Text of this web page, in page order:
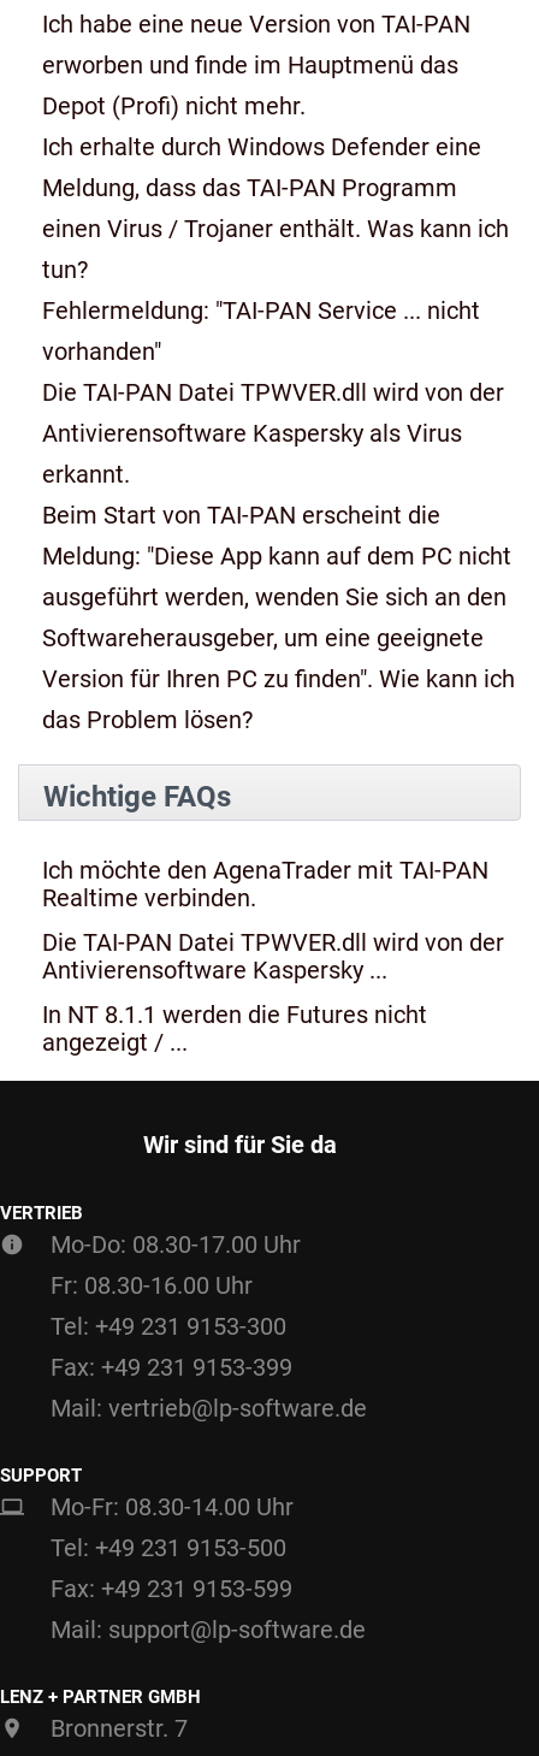
Ich habe eine neue Version von TAI-PAN
erworben und finde im Hauptmenü das
Depot (Profi) nicht mehr.
Ich erhalte durch Windows Defender eine
Meldung, dass das TAI-PAN Programm
einen Virus / Trojaner enthält. Was kann ich
tun?
Fehlermeldung: "TAI-PAN Service ... nicht
vorhanden"
Die TAI-PAN Datei TPWVER.dll wird von der
Antivierensoftware Kaspersky als Virus
erkannt.
Beim Start von TAI-PAN erscheint die
Meldung: "Diese App kann auf dem PC nicht
ausgeführt werden, wenden Sie sich an den
Softwareherausgeber, um eine geeignete
Version für Ihren PC zu finden". Wie kann ich
das Problem lösen?
Wichtige FAQs
Ich möchte den AgenaTrader mit TAI-PAN
Realtime verbinden.
Die TAI-PAN Datei TPWVER.dll wird von der
Antivierensoftware Kaspersky ...
In NT 8.1.1 werden die Futures nicht
angezeigt / ...
Wir sind für Sie da
VERTRIEB
Mo-Do: 08.30-17.00 Uhr
Fr: 08.30-16.00 Uhr
Tel: +49 231 9153-300
Fax: +49 231 9153-399
Mail: vertrieb@lp-software.de
SUPPORT
Mo-Fr: 08.30-14.00 Uhr
Tel: +49 231 9153-500
Fax: +49 231 9153-599
Mail: support@lp-software.de
LENZ + PARTNER GMBH
Bronnerstr. 7